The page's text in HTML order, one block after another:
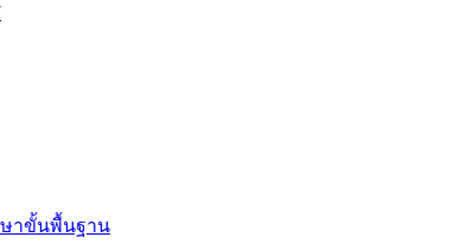
าขั้นพื้นฐาน